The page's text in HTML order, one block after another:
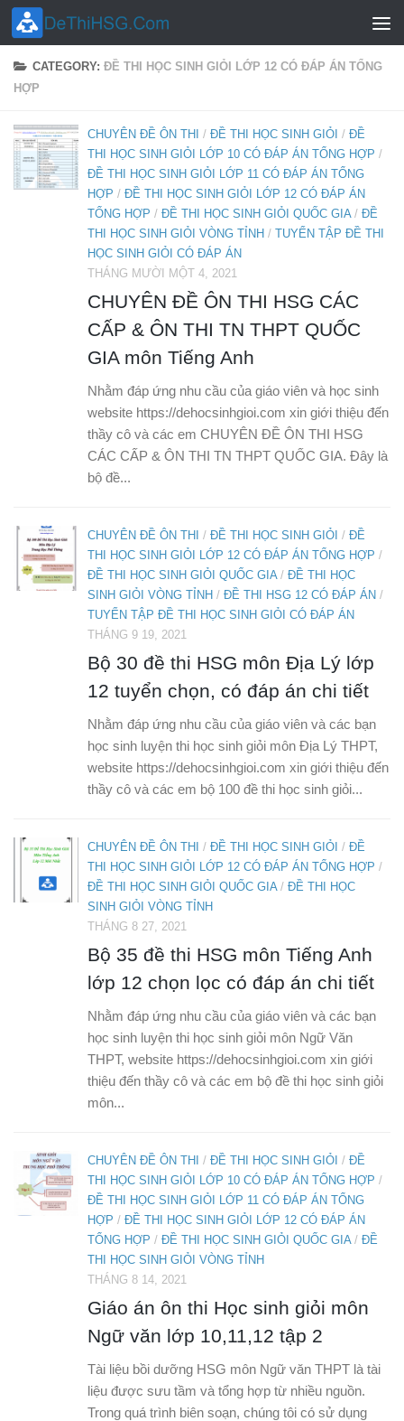
Skip to content
CATEGORY:ĐỀ THI HỌC SINH GIỎI LỚP 12 CÓ ĐÁP ÁN TỔNG
HỢP
CHUYÊN ĐỀ ÔN THI / ĐỀ THI HỌC SINH GIỎI / ĐỀ
THI HỌC SINH GIỎI LỚP 10 CÓ ĐÁP ÁN TỔNG HỢP /
ĐỀ THI HỌC SINH GIỎI LỚP 11 CÓ ĐÁP ÁN TỔNG
HỢP / ĐỀ THI HỌC SINH GIỎI LỚP 12 CÓ ĐÁP ÁN
TỔNG HỢP / ĐỀ THI HỌC SINH GIỎI QUỐC GIA/ ĐỀ
THI HỌC SINH GIỎI VÒNG TỈNH / TUYỂN TẬP ĐỀ THI
HỌC SINH GIỎI CÓ ĐÁP ÁN
THÁNG MƯỜI MỘT 4, 2021
CHUYÊN ĐỀ ÔN THI HSG CÁC
CẤP & ÔN THI TN THPT QUỐC
GIA môn Tiếng Anh
Nhằm đáp ứng nhu cầu của giáo viên và học sinh
website https://dehocsinhgioi.com xin giới thiệu đến
thầy cô và các em CHUYÊN ĐỀ ÔN THI HSG
CÁC CẤP & ÔN THI TN THPT QUỐC GIA. Đây là
bộ đề...
CHUYÊN ĐỀ ÔN THI / ĐỀ THI HỌC SINH GIỎI / ĐỀ
THI HỌC SINH GIỎI LỚP 12 CÓ ĐÁP ÁN TỔNG HỢP /
ĐỀ THI HỌC SINH GIỎI QUỐC GIA / ĐỀ THI HỌC
SINH GIỎI VÒNG TỈNH / ĐỀ THI HSG 12 CÓ ĐÁP ÁN /
TUYỂN TẬP ĐỀ THI HỌC SINH GIỎI CÓ ĐÁP ÁN
THÁNG 9 19, 2021
Bộ 30 đề thi HSG môn Địa Lý lớp
12 tuyển chọn, có đáp án chi tiết
Nhằm đáp ứng nhu cầu của giáo viên và các bạn
học sinh luyện thi học sinh giỏi môn Địa Lý THPT,
website https://dehocsinhgioi.com xin giới thiệu đến
thầy cô và các em bộ 100 đề thi học sinh giỏi...
CHUYÊN ĐỀ ÔN THI / ĐỀ THI HỌC SINH GIỎI / ĐỀ
THI HỌC SINH GIỎI LỚP 12 CÓ ĐÁP ÁN TỔNG HỢP /
ĐỀ THI HỌC SINH GIỎI QUỐC GIA / ĐỀ THI HỌC
SINH GIỎI VÒNG TỈNH
THÁNG 8 27, 2021
Bộ 35 đề thi HSG môn Tiếng Anh
lớp 12 chọn lọc có đáp án chi tiết
Nhằm đáp ứng nhu cầu của giáo viên và các bạn
học sinh luyện thi học sinh giỏi môn Ngữ Văn
THPT, website https://dehocsinhgioi.com xin giới
thiệu đến thầy cô và các em bộ đề thi học sinh giỏi
môn...
CHUYÊN ĐỀ ÔN THI / ĐỀ THI HỌC SINH GIỎI / ĐỀ
THI HỌC SINH GIỎI LỚP 10 CÓ ĐÁP ÁN TỔNG HỢP /
ĐỀ THI HỌC SINH GIỎI LỚP 11 CÓ ĐÁP ÁN TỔNG
HỢP / ĐỀ THI HỌC SINH GIỎI LỚP 12 CÓ ĐÁP ÁN
TỔNG HỢP / ĐỀ THI HỌC SINH GIỎI QUỐC GIA / ĐỀ
THI HỌC SINH GIỎI VÒNG TỈNH
THÁNG 8 14, 2021
Giáo án ôn thi Học sinh giỏi môn
Ngữ văn lớp 10,11,12 tập 2
Tài liệu bồi dưỡng HSG môn Ngữ văn THPT là tài
liệu được sưu tầm và tổng hợp từ nhiều nguồn.
Trong quá trình biên soạn, chúng tôi có sử dụng